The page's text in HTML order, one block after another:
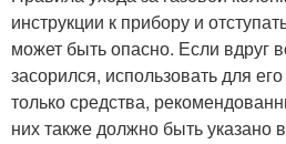
инструкции к прибору и
может быть опасно. Если вдруг
засорился, использовать для
только средства,
них также должно быть указано